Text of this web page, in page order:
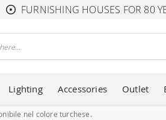
FURNISHING HOUSES FOR 80
Lighting Accessories Outlet
nel colore turchese.